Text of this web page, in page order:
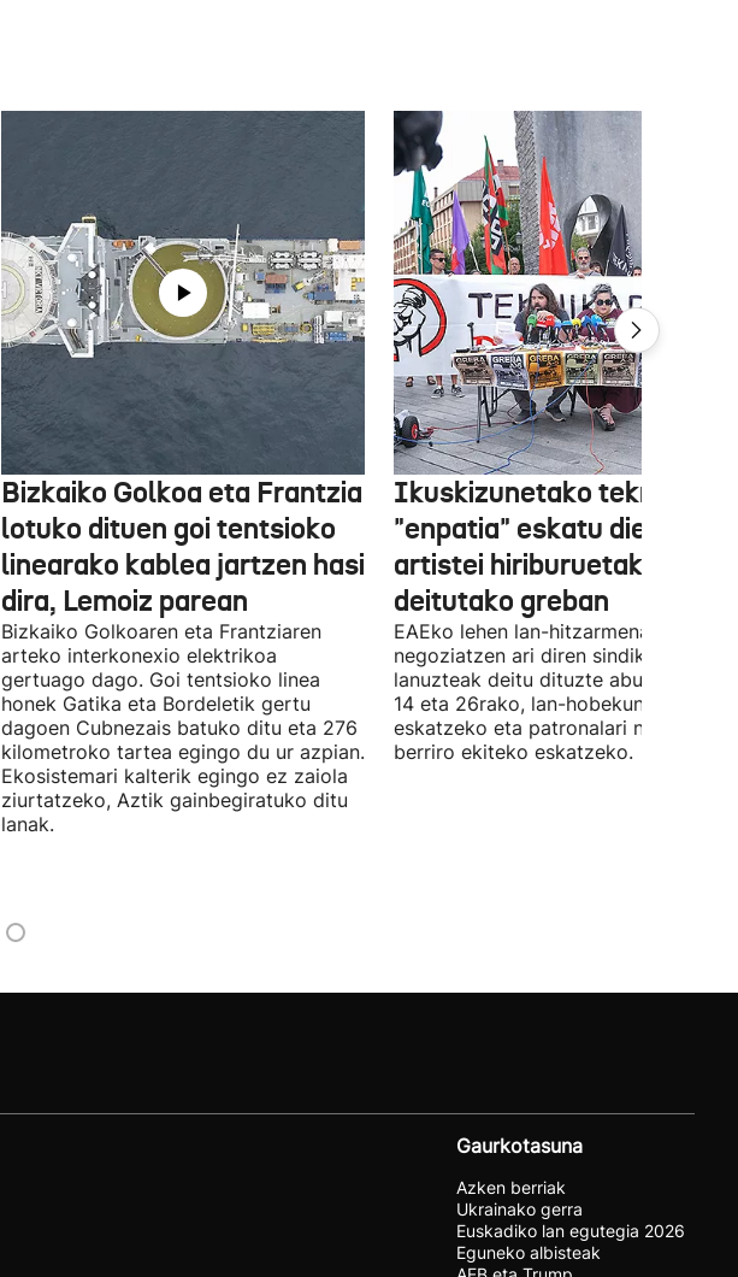
Bizkaiko Golkoa eta Frantzia
lotuko dituen goi tentsioko
linearako kablea jartzen hasi
dira, Lemoiz parean
Bizkaiko Golkoaren eta Frantziaren
arteko interkonexio elektrikoa
gertuago dago. Goi tentsioko linea
honek Gatika eta Bordeletik gertu
dagoen Cubnezais batuko ditu eta 276
kilometroko tartea egingo du ur azpian.
Ekosistemari kalterik egingo ez zaiola
ziurtatzeko, Aztik gainbegiratuko ditu
lanak.
Ikuskizunetako teknikariek
"enpatia" eskatu diete
artistei hiriburuetako
deitutako greban
EAEko lehen lan-hitzarmena
negoziatzen ari diren sindikatuek
lanuzteak deitu dituzte abuztuaren 5,
14 eta 26rako, lan-hobekuntzak
eskatzeko eta patronalari
berriro ekiteko eskatzeko.
Gaurkotasuna
Azken berriak
Ukrainako gerra
Euskadiko lan egutegia 2026
Eguneko albisteak